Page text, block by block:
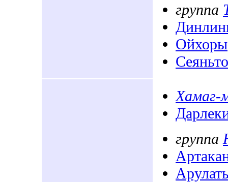
группа
Ойхоры
Сеяньто
Хамаг-
группа